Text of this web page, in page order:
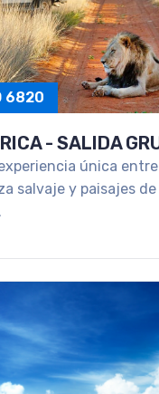
6820
- SALIDA
única entre
salvaje y paisajes de